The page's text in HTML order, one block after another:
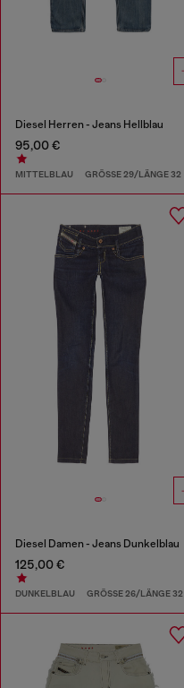
Diesel Herren - Jeans Hellblau
95,00 €
MITTELBLAU GRÖSSE 29/LÄNGE 32
Diesel Damen - Jeans Dunkelblau
125,00 €
DUNKELBLAU GRÖSSE 26/LÄNGE 32